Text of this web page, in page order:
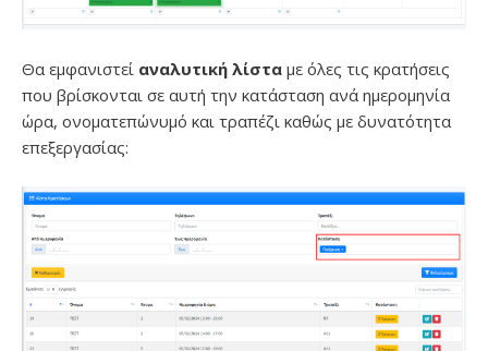
Θα εμφανιστεί αναλυτική λίστα με όλες τις κρατήσεις
που βρίσκονται σε αυτή την κατάσταση ανά ημερομηνία
ώρα, ονοματεπώνυμό και τραπέζι καθώς με δυνατότητα
επεξεργασίας: